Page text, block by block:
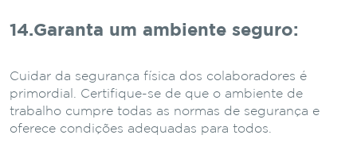
14.Garanta um ambiente seguro:
Cuidar da segurança física dos colaboradores é
primordial. Certifique-se de que o ambiente de
trabalho cumpre todas as normas de segurança e
oferece condições adequadas para todos.